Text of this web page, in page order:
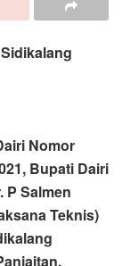
Nomor
Bupati Dairi
P Salmen
Teknis)